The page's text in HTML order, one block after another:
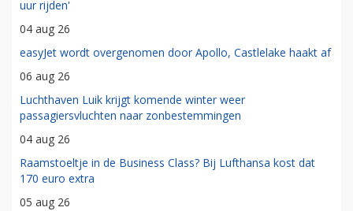
uur rijden'
04 aug 26
easyJet wordt overgenomen door Apollo, Castlelake haakt af
06 aug 26
Luchthaven Luik krijgt komende winter weer
passagiersvluchten naar zonbestemmingen
04 aug 26
Raamstoeltje in de Business Class? Bij Lufthansa kost dat
170 euro extra
05 aug 26